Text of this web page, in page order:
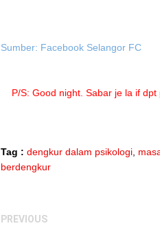
Sumber: Facebook Selangor FC
P/S: Good night. Sabar je la if
Tag : dengkur dalam psikologi,
berdengkur
PREVIOUS